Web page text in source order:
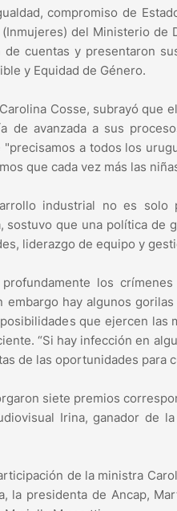
compromiso de
del Ministerio de
de cuentas y presentaron
y Equidad de Género.
Cosse, subrayó que
de avanzada a sus
a todos los
que cada vez más las
industrial no es solo
sostuvo que una política
liderazgo de equipo y
los
embargo hay algunos
que ejercen las
“Si hay infección en
de las oportunidades para
siete premios
Irina, ganador de
de la ministra
la presidenta de Ancap,